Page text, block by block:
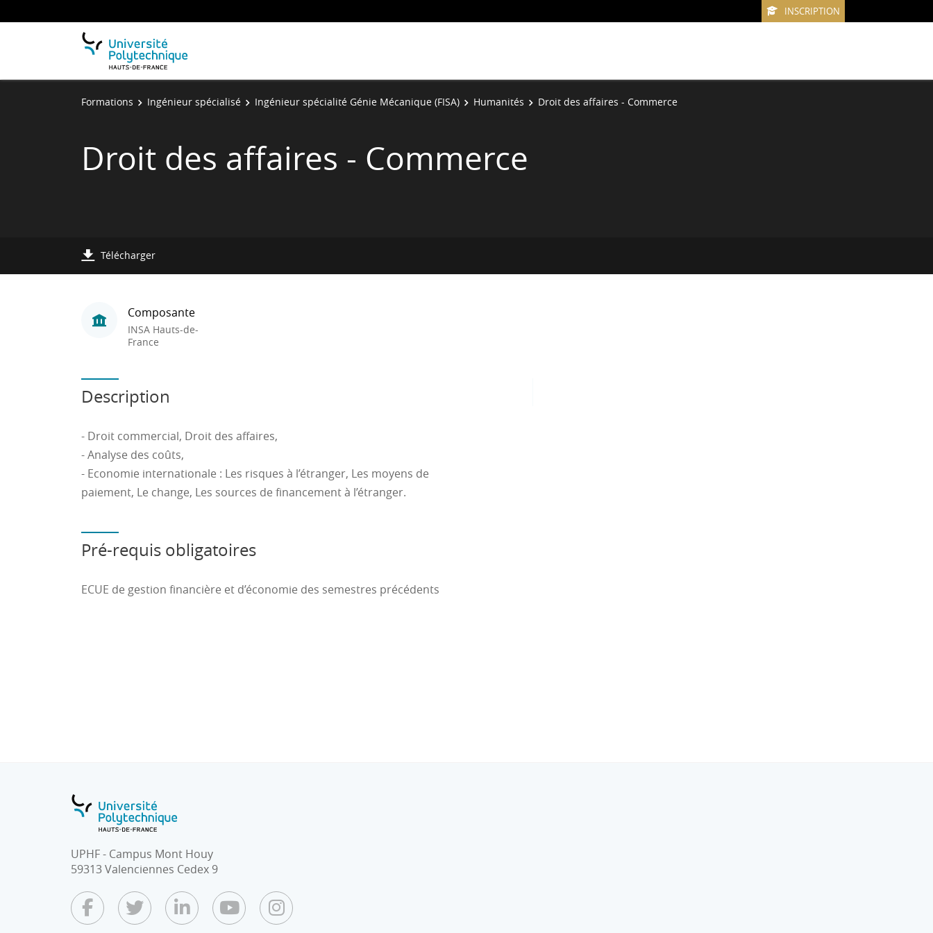
INSCRIPTION
Formations Ingénieur spécialisé Ingénieur spécialité Génie Mécanique (FISA) Humanités Droit des affaires - Commerce
Droit des affaires - Commerce
Télécharger
Composante
INSA Hauts-de-
France
Description
- Droit commercial, Droit des affaires,
- Analyse des coûts,
- Economie internationale : Les risques à l’étranger, Les moyens de
paiement, Le change, Les sources de financement à l’étranger.
Pré-requis obligatoires
ECUE de gestion financière et d’économie des semestres précédents
UPHF - Campus Mont Houy
59313 Valenciennes Cedex 9